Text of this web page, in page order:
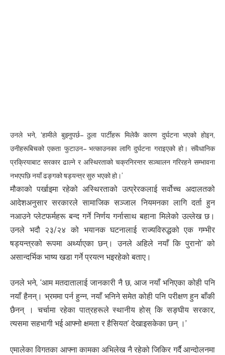
उनले भने, ‘हामीले बुझ्नुपर्छ– ठुला पार्टीहरू मिलेकै कारण दुर्घटना भएको होइन,
उनीहरूबिचको एकता फुटाउन– भत्काउनका लागि दुर्घटना गराइएको हो। संवैधानिक
प्रक्रियाबाट सरकार ढाल्ने र अस्थिरताको चक्रनिरन्तर सञ्चालन गरिरहने सम्भावना
नभएपछि नयाँ ढङ्गको षड्यन्त्र सुरु भएको हो।’
मौकाको पर्खाइमा रहेको अस्थिरताको उत्प्रेरकलाई सर्वोच्च अदालतको
आदेशअनुसार सरकारले सामाजिक सञ्जाल नियमनका लागि दर्ता हुन
नआउने प्लेटफर्महरू बन्द गर्ने निर्णय गर्नासाथ बहाना मिलेको उल्लेख छ।
उनले भदौ २३/२४ को भयानक घटनालाई राज्यविरुद्धको एक गम्भीर
षड्यन्त्रको रूपमा अर्थ्याएका छन्। उनले अहिले नयाँ कि पुरानो’ को
असान्दर्भिक भाष्य खडा गर्ने प्रयत्न भइरहेको बताए।
उनले भने, ‘आम मतदातालाई जानकारी नै छ, आज नयाँ भनिएका कोही पनि
नयाँ हैनन्। भ्रममा पर्न हुन्न, नयाँ भनिने समेत कोही पनि परीक्षण हुन बाँकी
छैनन् । चर्चामा रहेका पात्रहरूले स्थानीय होस् कि सङ्घीय सरकार,
त्यसमा सहभागी भई आफ्नो क्षमता र हैसियत’ देखाइसकेका छन् ।’
एमालेका विगतका आफ्ना कामका अभिलेख नै रहेको जिकिर गर्दै आन्दोलनमा